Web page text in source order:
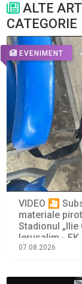
ALTE
CATEGORIE
EVENIMENT
VIDEO 🎦
materiale
Stadionul „Ilie
Ierusalim -
07.08.2026